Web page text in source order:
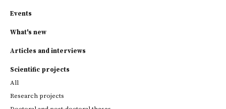
Events
What's new
Articles and interviews
Scientific projects
All
Research projects